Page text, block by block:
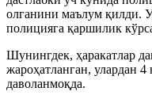
олганини маълум қилди.
полицияга қаршилик
Шунингдек, ҳаракатлар
жароҳатланган, улардан 4
даволанмоқда.